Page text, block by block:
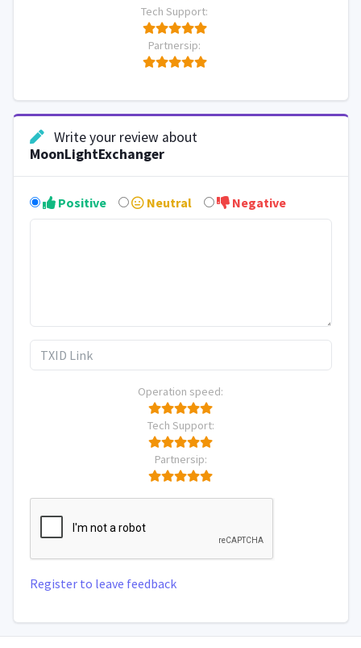
Tech Support:
Partnersip:
Write your review about
MoonLightExchanger
Positive Neutral Negative
Operation speed:
Tech Support:
Partnersip:
Register to leave feedback